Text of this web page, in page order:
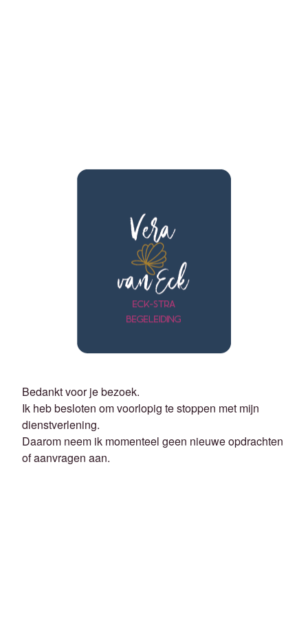
Bedankt voor je bezoek.
Ik heb besloten om voorlopig te stoppen met mijn
dienstverlening.
Daarom neem ik momenteel geen nieuwe opdrachten
of aanvragen aan.